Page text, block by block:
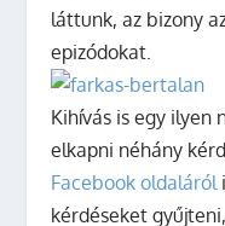
láttunk, az bizony
epizódokat.
Kihívás is egy ilyen
elkapni néhány
Facebook oldaláról
kérdéseket